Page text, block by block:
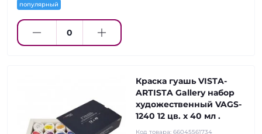
популярный
Краска гуашь VISTA-
ARTISTA Gallery набор
художественный VAGS-
1240 12 цв. х 40 мл .
Код товара: 66045561734